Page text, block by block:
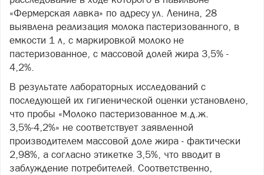
«Фермерская лавка» по адресу ул. Ленина, 28
выявлена реализация молока пастеризованного, в
емкости 1 л, с маркировкой молоко не
пастеризованное, с массовой долей жира 3,5% -
4,2%.
В результате лабораторных исследований с
последующей их гигиенической оценки установлено,
что пробы «Молоко пастеризованное м.д.ж.
3,5%-4,2%» не соответствует заявленной
производителем массовой доле жира - фактически
2,98%, а согласно этикетке 3,5%, что вводит в
заблуждение потребителей. Соответственно,